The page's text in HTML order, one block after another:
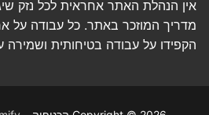
אין הנהלת האתר אחראית לכל נזק
מדריך המוזכר באתר. כל עבודה על
הקפידו על עבודה בטיחותית ושמירה